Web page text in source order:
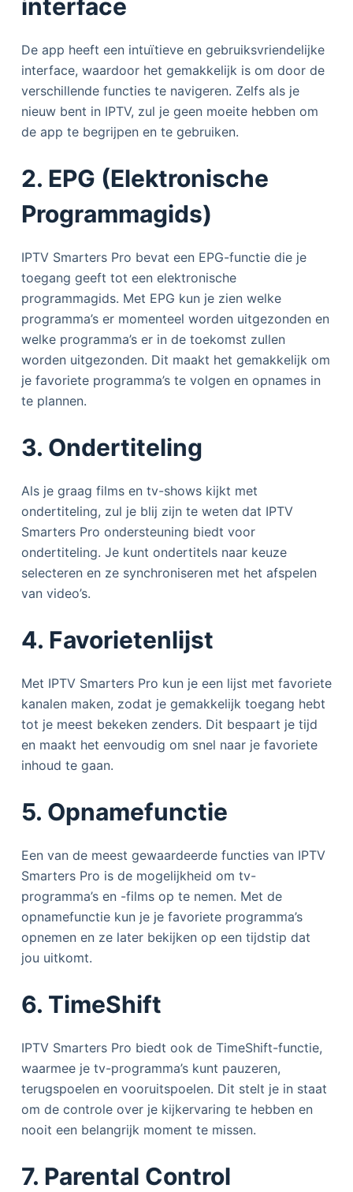
interface
De app heeft een intuïtieve en gebruiksvriendelijke
interface, waardoor het gemakkelijk is om door de
verschillende functies te navigeren. Zelfs als je
nieuw bent in IPTV, zul je geen moeite hebben om
de app te begrijpen en te gebruiken.
2. EPG (Elektronische
Programmagids)
IPTV Smarters Pro bevat een EPG-functie die je
toegang geeft tot een elektronische
programmagids. Met EPG kun je zien welke
programma’s er momenteel worden uitgezonden en
welke programma’s er in de toekomst zullen
worden uitgezonden. Dit maakt het gemakkelijk om
je favoriete programma’s te volgen en opnames in
te plannen.
3. Ondertiteling
Als je graag films en tv-shows kijkt met
ondertiteling, zul je blij zijn te weten dat IPTV
Smarters Pro ondersteuning biedt voor
ondertiteling. Je kunt ondertitels naar keuze
selecteren en ze synchroniseren met het afspelen
van video’s.
4. Favorietenlijst
Met IPTV Smarters Pro kun je een lijst met favoriete
kanalen maken, zodat je gemakkelijk toegang hebt
tot je meest bekeken zenders. Dit bespaart je tijd
en maakt het eenvoudig om snel naar je favoriete
inhoud te gaan.
5. Opnamefunctie
Een van de meest gewaardeerde functies van IPTV
Smarters Pro is de mogelijkheid om tv-
programma’s en -films op te nemen. Met de
opnamefunctie kun je je favoriete programma’s
opnemen en ze later bekijken op een tijdstip dat
jou uitkomt.
6. TimeShift
IPTV Smarters Pro biedt ook de TimeShift-functie,
waarmee je tv-programma’s kunt pauzeren,
terugspoelen en vooruitspoelen. Dit stelt je in staat
om de controle over je kijkervaring te hebben en
nooit een belangrijk moment te missen.
7. Parental Control